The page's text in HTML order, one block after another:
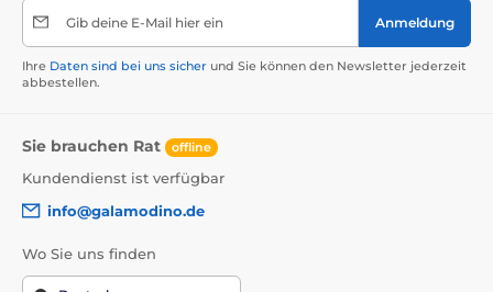
Gib deine E-Mail hier ein Anmeldung
Ihre Daten sind bei uns sicher und Sie können den Newsletter jederzeit
abbestellen.
Sie brauchen Rat offline
Kundendienst ist verfügbar
info@galamodino.de
Wo Sie uns finden